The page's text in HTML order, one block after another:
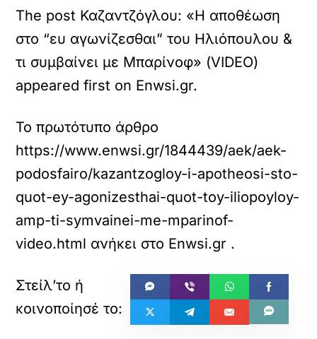
The post Καζαντζόγλου: «Η αποθέωση
στο “ευ αγωνίζεσθαι” του Ηλιόπουλου &
τι συμβαίνει με Μπαρίνοφ» (VIDEO)
appeared first on Enwsi.gr.
Το πρωτότυπο άρθρο
https://www.enwsi.gr/1844439/aek/aek-
podosfairo/kazantzogloy-i-apotheosi-sto-
quot-ey-agonizesthai-quot-toy-iliopoyloy-
amp-ti-symvainei-me-mparinof-
video.html ανήκει στο Enwsi.gr .